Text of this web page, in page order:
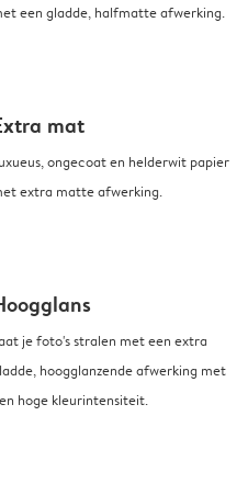
een gladde, halfmatte afwerking.
mat
ongecoat en helderwit papier
extra matte afwerking.
je foto's stralen met een extra
hoogglanzende afwerking met
hoge kleurintensiteit.